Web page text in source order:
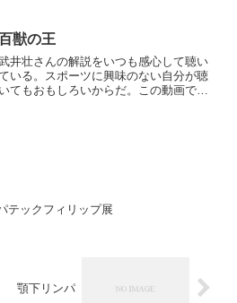
先入観を排して、体を見たい。パッと
見て触って、分かればそれ...
獣の王
井壮さんの解説をいつも感心して聴い
いる。スポーツに興味のない自分が聴
いてもおもしろいからだ。この動画で
テックフィリップ展
顎下リンパ